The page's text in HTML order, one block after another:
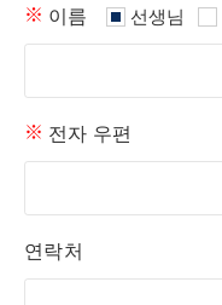
이름 선생님
전자 우편
연락처